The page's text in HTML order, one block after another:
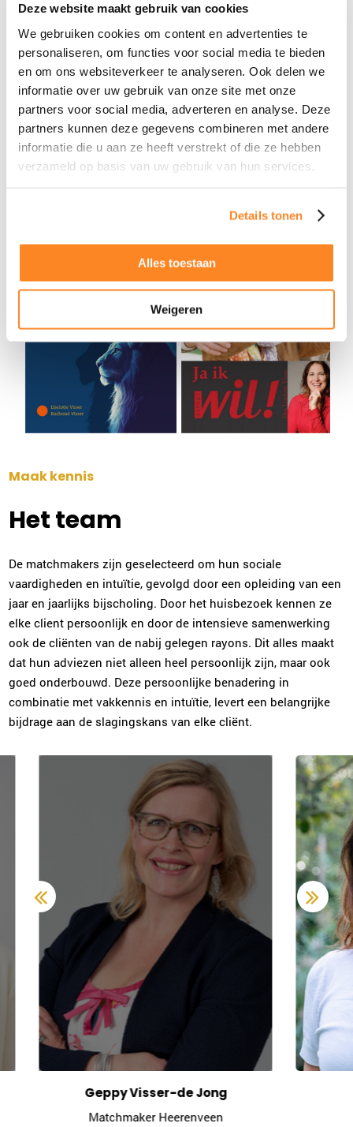
Deze website maakt gebruik van cookies
We gebruiken cookies om content en advertenties te
personaliseren, om functies voor social media te bieden
en om ons websiteverkeer te analyseren. Ook delen we
informatie over uw gebruik van onze site met onze
partners voor social media, adverteren en analyse. Deze
partners kunnen deze gegevens combineren met andere
informatie die u aan ze heeft verstrekt of die ze hebben
verzameld op basis van uw gebruik van hun services.
Details tonen
Alles toestaan
Weigeren
Ja, ik wil! Hoe vind en bind ik mijn droompartner. Een
inspirerend boek voor iedereen die zich serieus voorbereidt
op een nieuwe relatie.Klik hier om het boek direct te
bestellen.
Deze boeken zijn geschreven vanuit onze jarenlange
praktijkervaring en helpen singles om met vertrouwen en
inzicht het datingproces aan te gaan.
Maak kennis
Het team
De matchmakers zijn geselecteerd om hun sociale
vaardigheden en intuïtie, gevolgd door een opleiding van een
jaar en jaarlijks bijscholing. Door het huisbezoek kennen ze
elke client persoonlijk en door de intensieve samenwerking
ook de cliënten van de nabij gelegen rayons. Dit alles maakt
dat hun adviezen niet alleen heel persoonlijk zijn, maar ook
goed onderbouwd. Deze persoonlijke benadering in
combinatie met vakkennis en intuïtie, levert een belangrijke
bijdrage aan de slagingskans van elke cliënt.
Monique Pasman
Matchmaker Leiden